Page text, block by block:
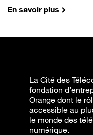
En savoir plus
La Cité des
fondation
Orange dont le
accessible au
le monde des
numérique.